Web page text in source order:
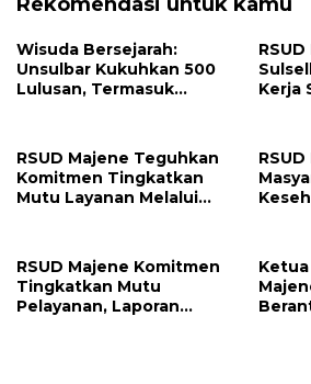
Wisuda Bersejarah:
Unsulbar Kukuhkan 500
Lulusan, Termasuk
Kerja
RSUD Majene Teguhkan
Komitmen Tingkatkan
Mutu Layanan Melalui
RSUD Majene Komitmen
Tingkatkan Mutu
Pelayanan, Laporan
Ketua